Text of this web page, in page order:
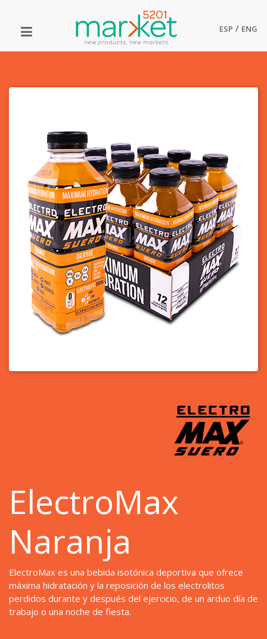
ESP / ENG
ElectroMax
Naranja
ElectroMax es una bebida isotónica deportiva que ofrece
máxima hidratación y la reposición de los electrolitos
perdidos durante y después del ejercicio, de un arduo día de
trabajo o una noche de fiesta.